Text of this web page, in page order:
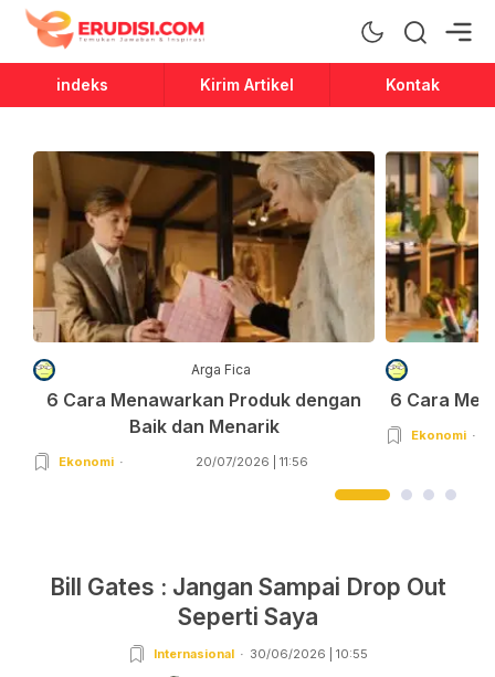
Erudisi
Temukan Jawaban dan Inspirasi
indeks Kirim Artikel Kontak
Arga Fica
6 Cara Menawarkan Produk dengan
Baik dan Menarik
Ekonomi 20/07/2026 | 11:56
6 Cara
Ekonomi
Bill Gates : Jangan Sampai Drop Out
Seperti Saya
Internasional 30/06/2026 | 10:55